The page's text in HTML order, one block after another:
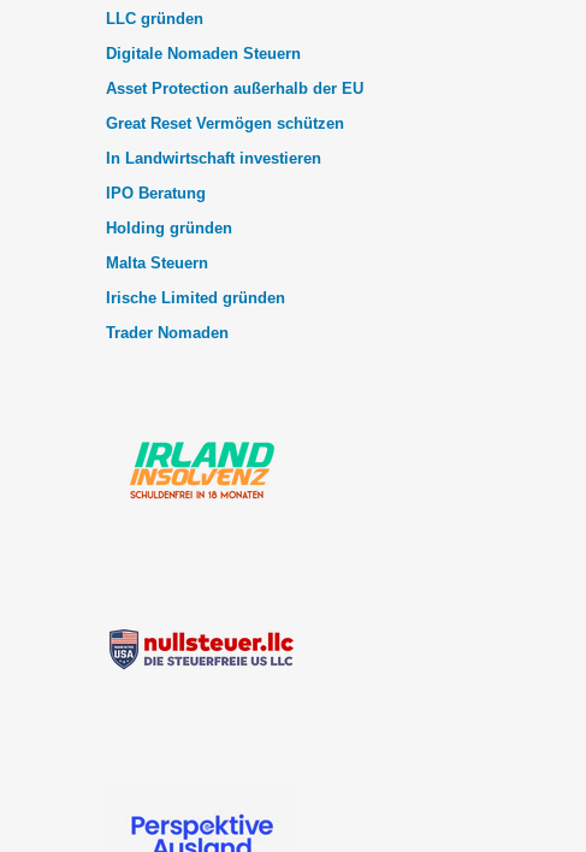
LLC gründen
Digitale Nomaden Steuern
Asset Protection außerhalb der EU
Great Reset Vermögen schützen
In Landwirtschaft investieren
IPO Beratung
Holding gründen
Malta Steuern
Irische Limited gründen
Trader Nomaden